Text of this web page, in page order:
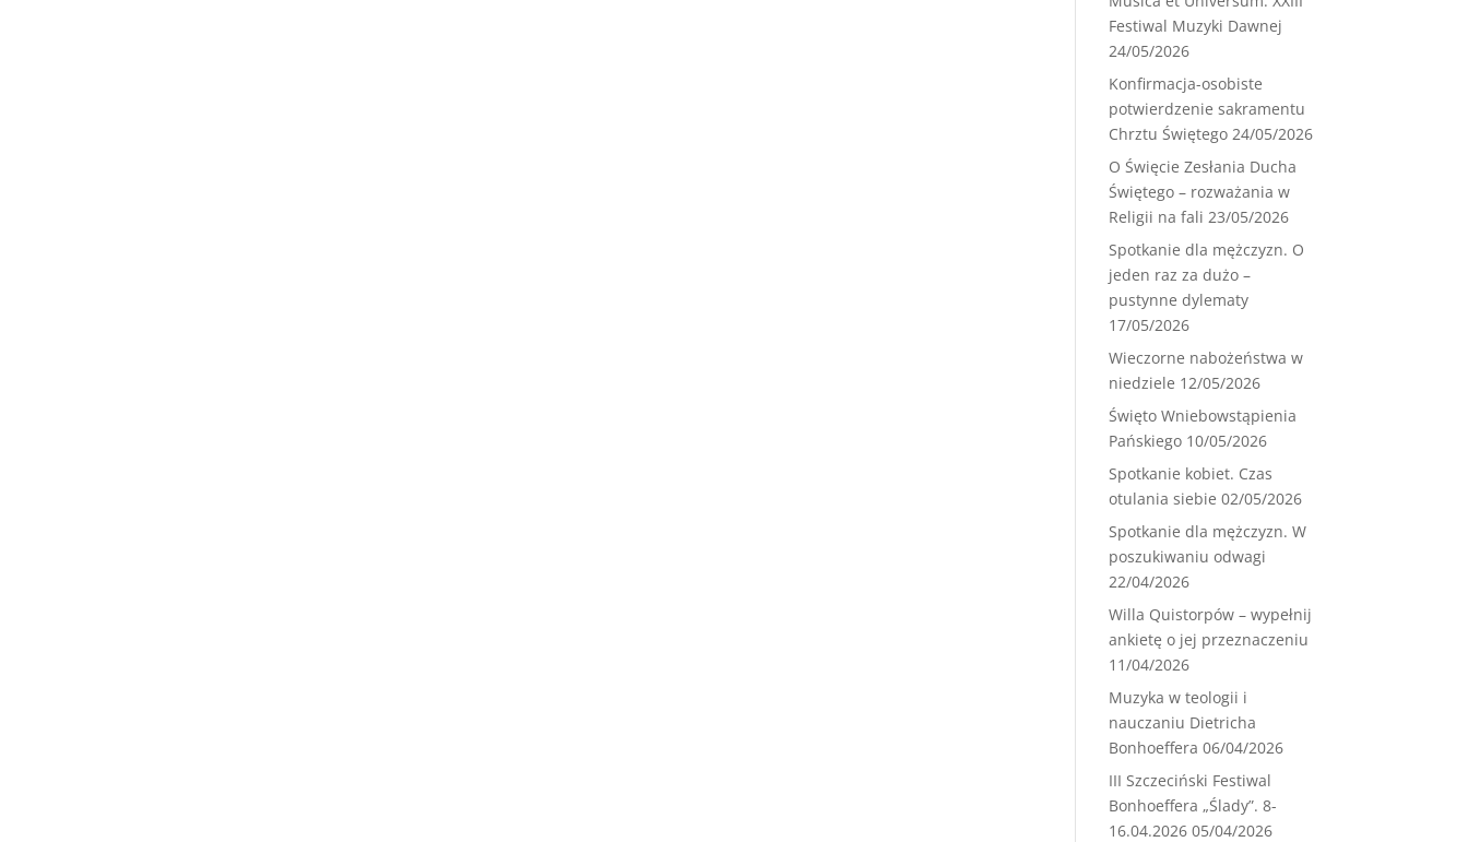
Festiwal Muzyki Dawnej
24/05/2026
Konfirmacja-osobiste
potwierdzenie sakramentu
Chrztu Świętego 24/05/2026
O Święcie Zesłania Ducha
Świętego – rozważania w
Religii na fali 23/05/2026
Spotkanie dla mężczyzn. O
jeden raz za dużo –
pustynne dylematy
17/05/2026
Wieczorne nabożeństwa w
niedziele 12/05/2026
Święto Wniebowstąpienia
Pańskiego 10/05/2026
Spotkanie kobiet. Czas
otulania siebie 02/05/2026
Spotkanie dla mężczyzn. W
poszukiwaniu odwagi
22/04/2026
Willa Quistorpów – wypełnij
ankietę o jej przeznaczeniu
11/04/2026
Muzyka w teologii i
nauczaniu Dietricha
Bonhoeffera 06/04/2026
III Szczeciński Festiwal
Bonhoeffera „Ślady”. 8-
16.04.2026 05/04/2026